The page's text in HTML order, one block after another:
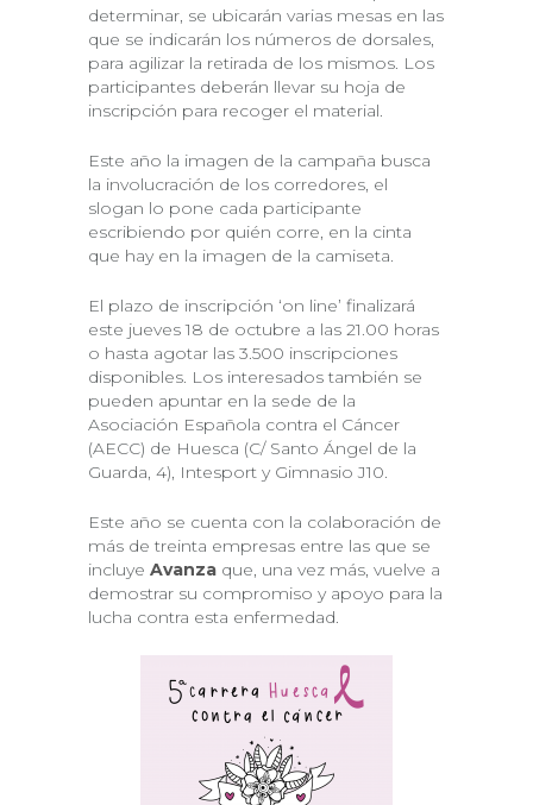
determinar, se ubicarán varias mesas en las
que se indicarán los números de dorsales,
para agilizar la retirada de los mismos. Los
participantes deberán llevar su hoja de
inscripción para recoger el material.
Este año la imagen de la campaña busca
la involucración de los corredores, el
slogan lo pone cada participante
escribiendo por quién corre, en la cinta
que hay en la imagen de la camiseta.
El plazo de inscripción ‘on line’ finalizará
este jueves 18 de octubre a las 21.00 horas
o hasta agotar las 3.500 inscripciones
disponibles. Los interesados también se
pueden apuntar en la sede de la
Asociación Española contra el Cáncer
(AECC) de Huesca (C/ Santo Ángel de la
Guarda, 4), Intesport y Gimnasio J10.
Este año se cuenta con la colaboración de
más de treinta empresas entre las que se
incluye Avanza que, una vez más, vuelve a
demostrar su compromiso y apoyo para la
lucha contra esta enfermedad.